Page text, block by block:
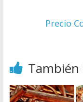
Precio